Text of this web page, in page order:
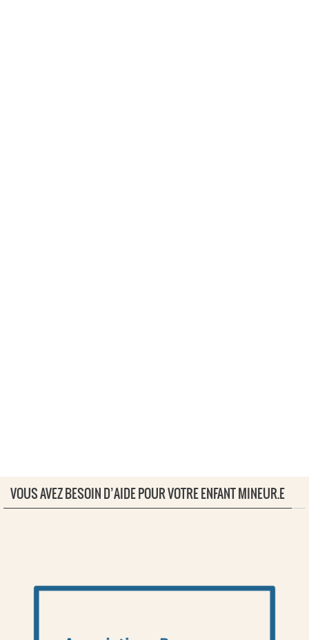
VOUS AVEZ BESOIN D’AIDE POUR VOTRE ENFANT MINEUR.E